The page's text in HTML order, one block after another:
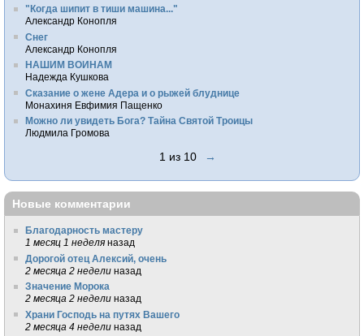
"Когда шипит в тиши машина..."
Александр Конопля
Снег
Александр Конопля
НАШИМ ВОИНАМ
Надежда Кушкова
Сказание о жене Адера и о рыжей блуднице
Монахиня Евфимия Пащенко
Можно ли увидеть Бога? Тайна Святой Троицы
Людмила Громова
1 из 10 →
Новые комментарии
Благодарность мастеру
1 месяц 1 неделя назад
Дорогой отец Алексий, очень
2 месяца 2 недели назад
Значение Морока
2 месяца 2 недели назад
Храни Господь на путях Вашего
2 месяца 4 недели назад